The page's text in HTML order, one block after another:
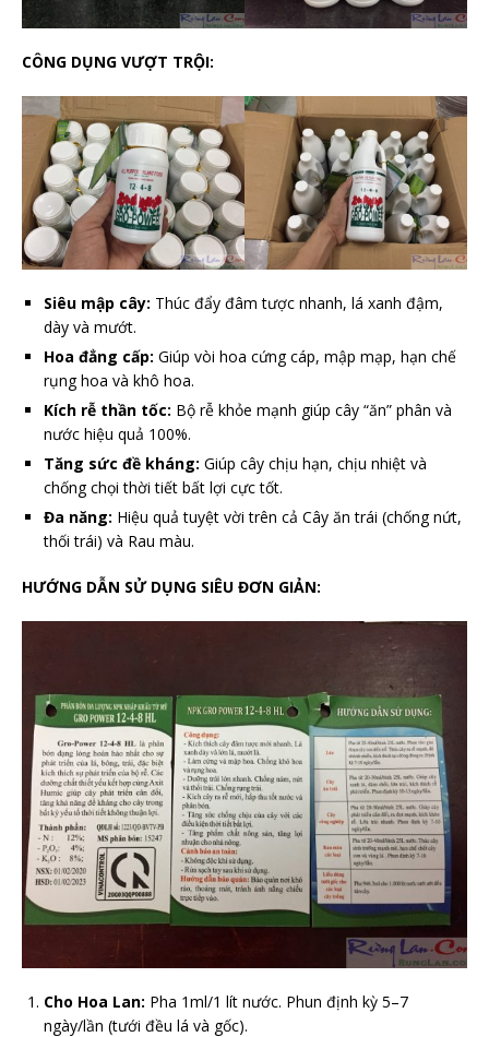
CÔNG DỤNG VƯỢT TRỘI:
Siêu mập cây: Thúc đẩy đâm tược nhanh, lá xanh đậm,
dày và mướt.
Hoa đẳng cấp: Giúp vòi hoa cứng cáp, mập mạp, hạn chế
rụng hoa và khô hoa.
Kích rễ thần tốc: Bộ rễ khỏe mạnh giúp cây “ăn” phân và
nước hiệu quả 100%.
Tăng sức đề kháng: Giúp cây chịu hạn, chịu nhiệt và
chống chọi thời tiết bất lợi cực tốt.
Đa năng: Hiệu quả tuyệt vời trên cả Cây ăn trái (chống nứt,
thối trái) và Rau màu.
HƯỚNG DẪN SỬ DỤNG SIÊU ĐƠN GIẢN:
Cho Hoa Lan: Pha 1ml/1 lít nước. Phun định kỳ 5–7
ngày/lần (tưới đều lá và gốc).